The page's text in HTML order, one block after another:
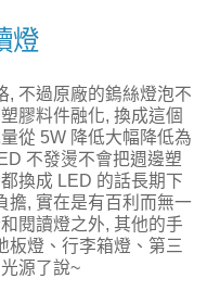
燈
, 不過原廠的鎢絲燈泡不
膠料件融化, 換成這個
從 5W 降低大幅降低為
不發燙不會把週邊塑
換成 LED 的話長期下
擔, 實在是有百利而無一
閱讀燈之外, 其他的手
板燈、行李箱燈、第三
源了說~